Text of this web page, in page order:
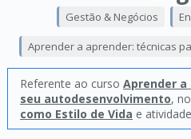
Gestão & Negócios
Aprender a aprender: técnicas
Referente ao curso Aprender
seu autodesenvolvimento,
como Estilo de Vida e atividade